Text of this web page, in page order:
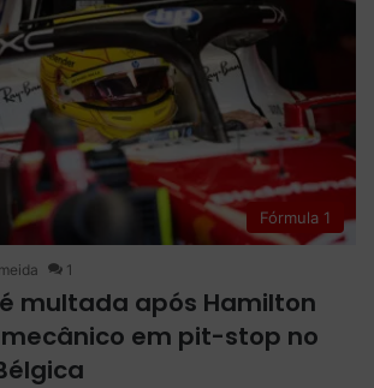
Fórmula 1
1
multada após Hamilton
em pit-stop no